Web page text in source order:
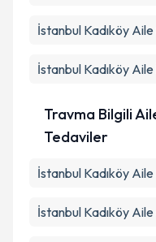
İstanbul Kadıköy Aile
İstanbul Kadıköy
Travma Bilgili
Tedaviler
İstanbul Kadıköy Aile
İstanbul Kadıköy Aile